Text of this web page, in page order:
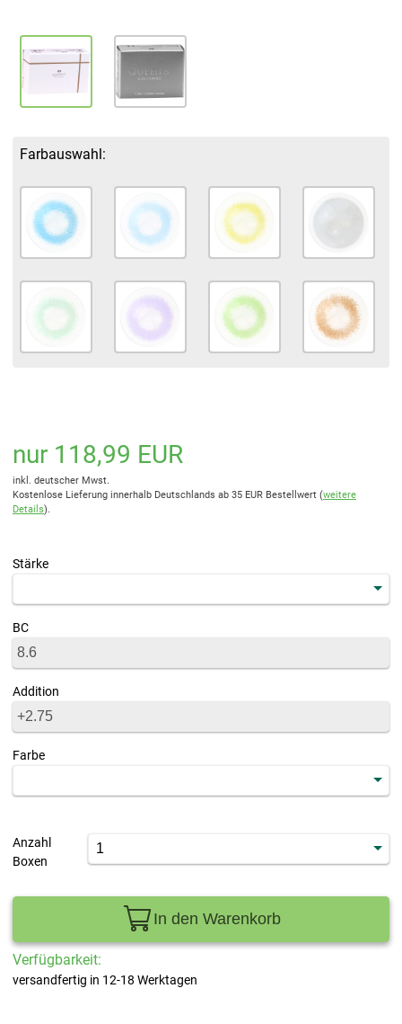
Farbauswahl:
nur 118,99 EUR
inkl. deutscher Mwst.
Kostenlose Lieferung innerhalb Deutschlands ab 35 EUR Bestellwert (weitere
Details).
Stärke
BC
Addition
Farbe
Anzahl
Boxen
In den Warenkorb
Verfügbarkeit:
versandfertig in 12-18 Werktagen